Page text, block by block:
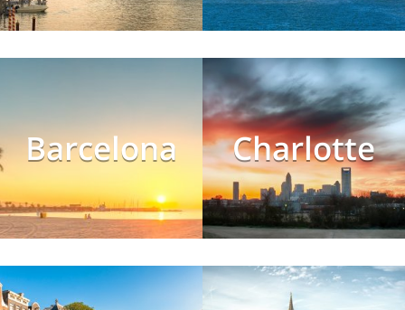
Barcelona Charlotte